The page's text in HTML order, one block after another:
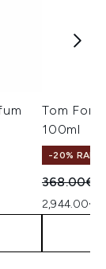
Tom Ford
100ml
-20%
368.00€
2,944.00€